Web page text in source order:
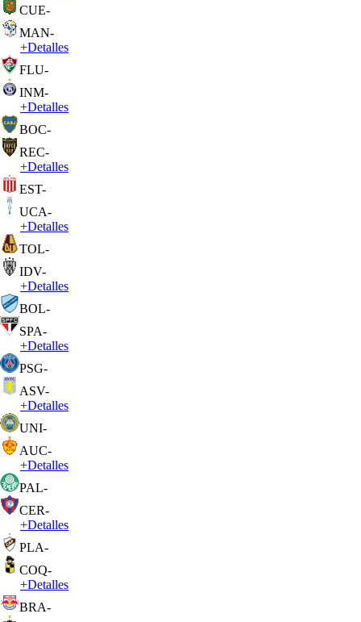
CUE-
MAN-
+Detalles
FLU-
INM-
+Detalles
BOC-
REC-
+Detalles
EST-
UCA-
+Detalles
TOL-
IDV-
+Detalles
BOL-
SPA-
+Detalles
PSG-
ASV-
+Detalles
UNI-
AUC-
+Detalles
PAL-
CER-
+Detalles
PLA-
COQ-
+Detalles
BRA-